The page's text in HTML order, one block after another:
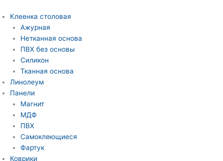
к
содержимому
Клеенка столовая
Ажурная
Нетканная основа
ПВХ без основы
Силикон
Тканная основа
Линолеум
Панели
Магнит
МДФ
ПВХ
Самоклеющиеся
Фартук
Коврики
товара
Клеенка
тканной
основе
шелкография
137
cm
Тверь